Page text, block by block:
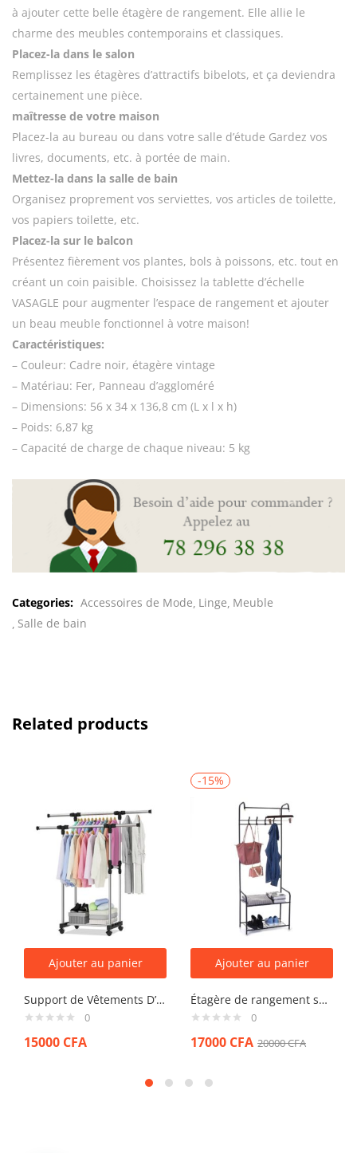
à ajouter cette belle étagère de rangement. Elle allie le
charme des meubles contemporains et classiques.
Placez-la dans le salon
Remplissez les étagères d’attractifs bibelots, et ça deviendra
certainement une pièce.
maîtresse de votre maison
Placez-la au bureau ou dans votre salle d’étude Gardez vos
livres, documents, etc. à portée de main.
Mettez-la dans la salle de bain
Organisez proprement vos serviettes, vos articles de toilette,
vos papiers toilette, etc.
Placez-la sur le balcon
Présentez fièrement vos plantes, bols à poissons, etc. tout en
créant un coin paisible. Choisissez la tablette d’échelle
VASAGLE pour augmenter l’espace de rangement et ajouter
un beau meuble fonctionnel à votre maison!
Caractéristiques:
– Couleur: Cadre noir, étagère vintage
– Matériau: Fer, Panneau d’aggloméré
– Dimensions: 56 x 34 x 136,8 cm (L x l x h)
– Poids: 6,87 kg
– Capacité de charge de chaque niveau: 5 kg
Categories: Accessoires de Mode Linge Meuble
Salle de bain
Related products
Ajouter au panier
Support de Vêtements D’intérieur Extérieur Réglable
0
15000 CFA
-15%
Ajouter au panier
Étagère de rangement sur pied – Noir
0
17000 CFA 20000CFA
Économisez -15%! Ce
Étagère de
vôtre pour seulement 17000 CFA